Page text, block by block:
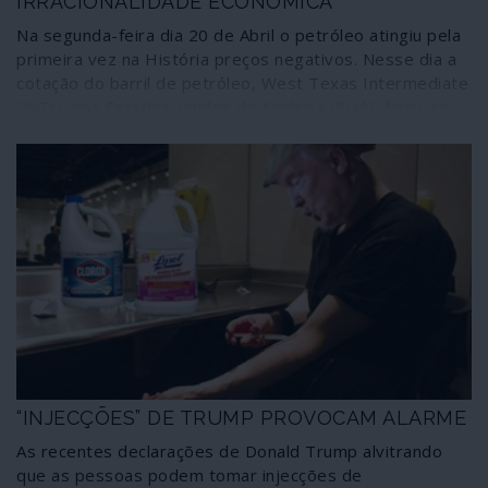
Na segunda-feira dia 20 de Abril o petróleo atingiu pela
primeira vez na História preços negativos. Nesse dia a
seguinte desceu ainda mais. Note-se que o WTI é o
preço padrão para o petróleo dos EUA. Depois das
taxas de juro negativas temos, agora, uma das
principais mercadorias do comércio mundial a negociar
com preços negativos.
“INJECÇÕES” DE TRUMP PROVOCAM ALARME
As recentes declarações de Donald Trump alvitrando
que as pessoas podem tomar injecções de